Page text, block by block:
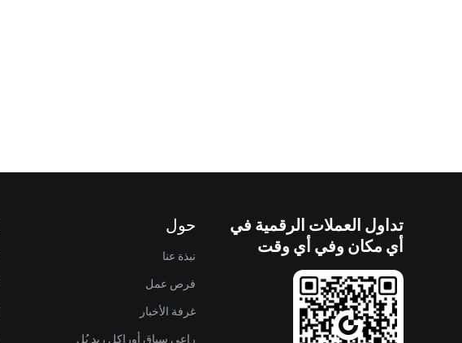
تداول العملات الرقمية في
أي مكان وفي أي وقت
حول
نبذة عنا
فرص عمل
غرفة الأخبار
راعي سباق أوراكل ريد بُل